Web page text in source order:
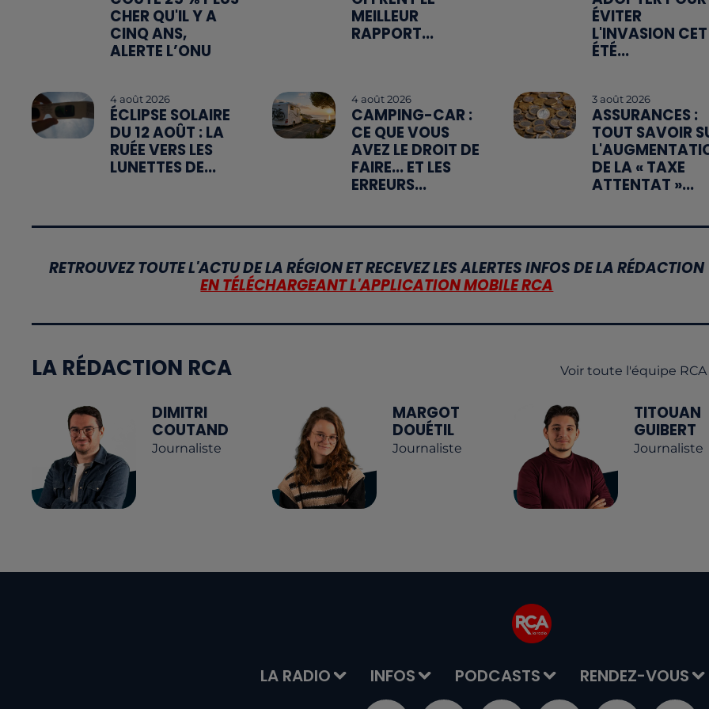
CHER QU'IL Y A
CINQ ANS,
ALERTE L’ONU
MEILLEUR
RAPPORT...
ÉVITER
L'INVASION CET
ÉTÉ...
4 août 2026
ÉCLIPSE SOLAIRE
DU 12 AOÛT : LA
RUÉE VERS LES
LUNETTES DE...
4 août 2026
CAMPING-CAR :
CE QUE VOUS
AVEZ LE DROIT DE
FAIRE... ET LES
ERREURS...
3 août 2026
ASSURANCES :
TOUT SAVOIR
DE LA « TAXE
ATTENTAT »...
RETROUVEZ TOUTE L'ACTU DE LA RÉGION ET RECEVEZ LES ALERTES INFOS DE LA RÉDACTION
EN TÉLÉCHARGEANT L'APPLICATION MOBILE RCA
LA RÉDACTION RCA Voir toute l'équipe RCA
DIMITRI
COUTAND
Journaliste
MARGOT
DOUÉTIL
Journaliste
TITOUAN
GUIBERT
Journaliste
LA RADIO INFOS PODCASTS RENDEZ-VOUS